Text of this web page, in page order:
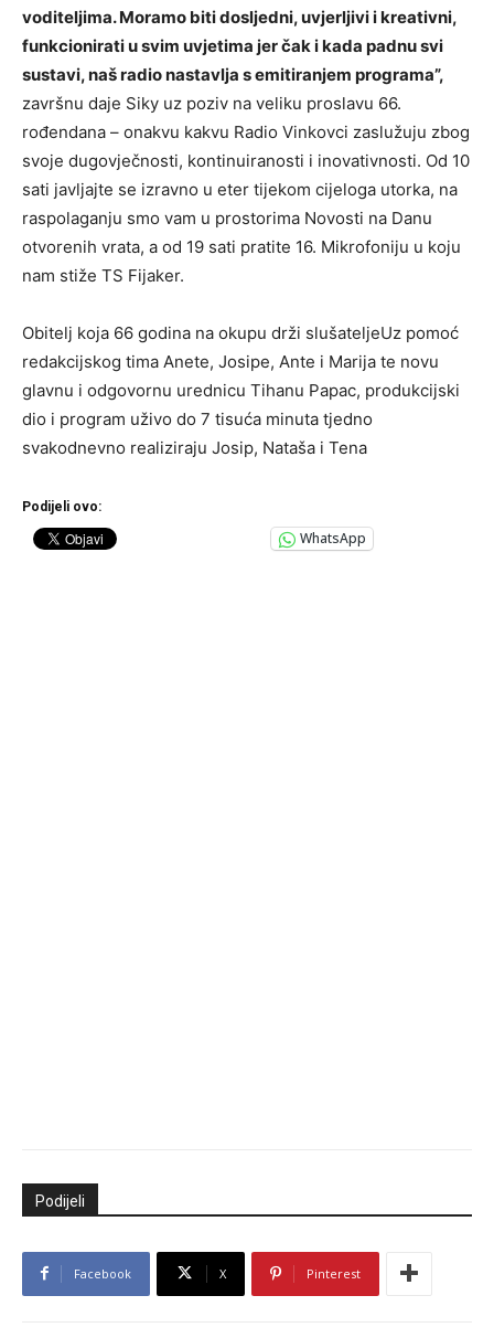
voditeljima. Moramo biti dosljedni, uvjerljivi i kreativni,
funkcionirati u svim uvjetima jer čak i kada padnu svi
sustavi, naš radio nastavlja s emitiranjem programa”,
završnu daje Siky uz poziv na veliku proslavu 66.
rođendana – onakvu kakvu Radio Vinkovci zaslužuju zbog
svoje dugovječnosti, kontinuiranosti i inovativnosti. Od 10
sati javljajte se izravno u eter tijekom cijeloga utorka, na
raspolaganju smo vam u prostorima Novosti na Danu
otvorenih vrata, a od 19 sati pratite 16. Mikrofoniju u koju
nam stiže TS Fijaker.
Obitelj koja 66 godina na okupu drži slušateljeUz pomoć
redakcijskog tima Anete, Josipe, Ante i Marija te novu
glavnu i odgovornu urednicu Tihanu Papac, produkcijski
dio i program uživo do 7 tisuća minuta tjedno
svakodnevno realiziraju Josip, Nataša i Tena
Podijeli ovo:
WhatsApp
Podijeli
Facebook X Pinterest